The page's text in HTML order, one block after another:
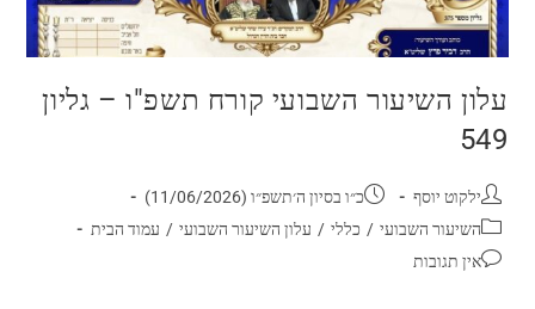
עלון השיעור השבועי קורח תשפ"ו – גליון
549
ילקוט יוסף
כ״ו בסיון ה׳תשפ״ו (11/06/2026)
השיעור השבועי / כללי / עלון השיעור השבועי / עמוד הבית
אין תגובות